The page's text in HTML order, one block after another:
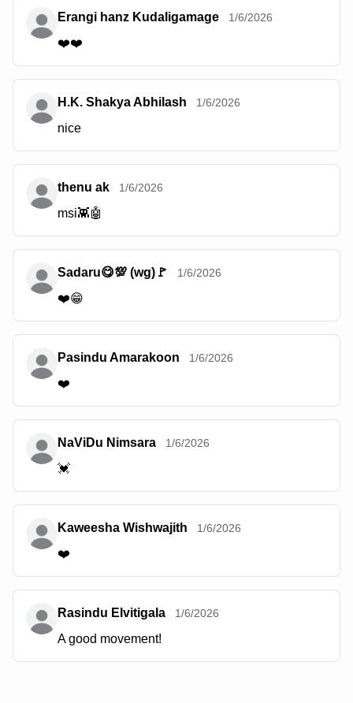
Erangi hanz Kudaligamage 1/6/2026
❤️❤️
H.K. Shakya Abhilash 1/6/2026
nice
thenu ak 1/6/2026
msi👾🤖
Sadaru😋💯 (wg)🚩 1/6/2026
❤️😁
Pasindu Amarakoon 1/6/2026
❤️
NaViDu Nimsara 1/6/2026
💓
Kaweesha Wishwajith 1/6/2026
❤️
Rasindu Elvitigala 1/6/2026
A good movement!